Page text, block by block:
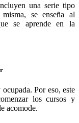
una serie tipo
se enseña al
se aprende en la
Por eso, este
los cursos y
acomode.